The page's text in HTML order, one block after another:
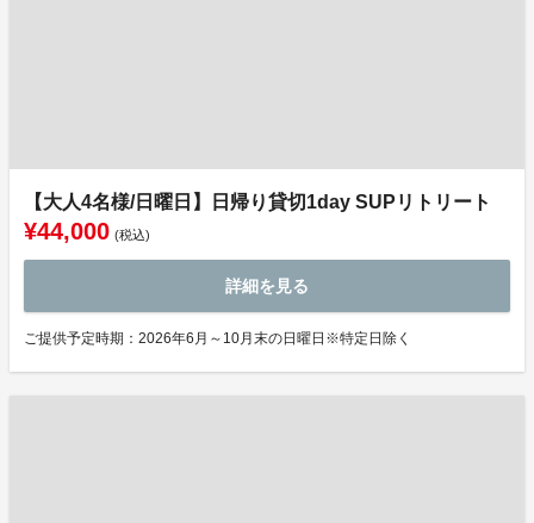
【大人4名様/日曜日】日帰り貸切1day SUPリトリート
¥44,000 (税込)
詳細を見る
ご提供予定時期：2026年6月～10月末の日曜日※特定日除く